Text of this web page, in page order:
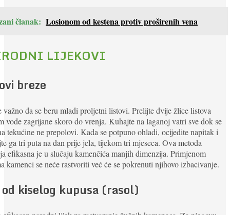
članak: Losionom od kestena protiv proširenih vena
LIJEKOVI
breze
važno da se beru mladi proljetni listovi. Prelijte dvije žlice listova
vode zagrijane skoro do vrenja. Kuhajte na laganoj vatri sve dok se
tekućine ne prepolovi. Kada se potpuno ohladi, ocijedite napitak i
ga tri puta na dan prije jela, tijekom tri mjeseca. Ova metoda
efikasna je u slučaju kamenčića manjih dimenzija. Primjenom
kamenci se neće rastvoriti već će se pokrenuti njihovo izbacivanje.
kiselog kupusa (rasol)